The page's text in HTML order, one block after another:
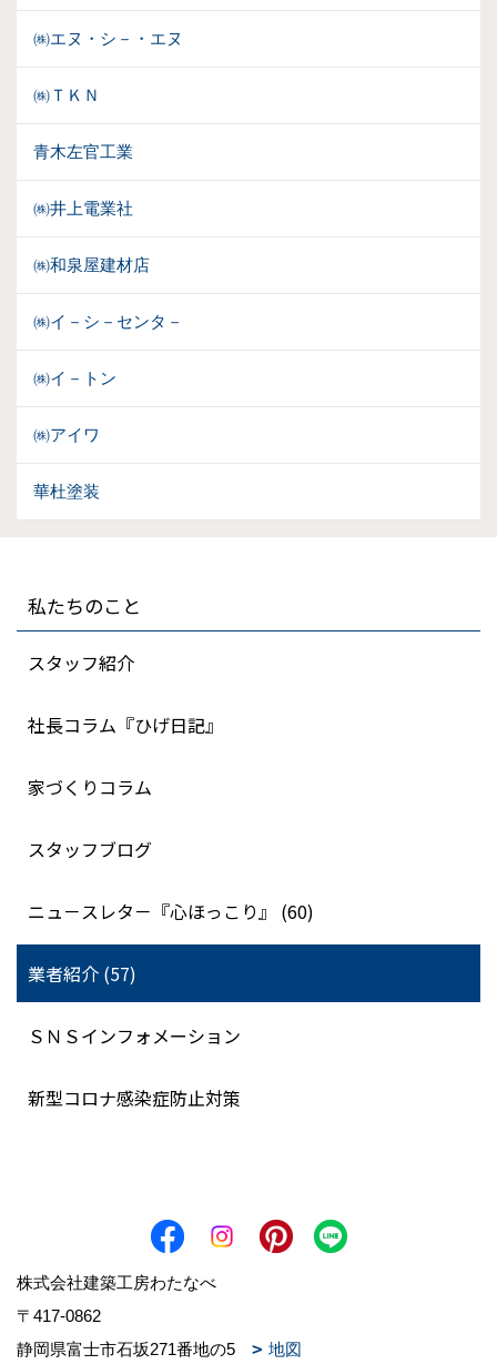
㈱エヌ・シ－・エヌ
㈱ＴＫＮ
青木左官工業
㈱井上電業社
㈱和泉屋建材店
㈱イ－シ－センタ－
㈱イ－トン
㈱アイワ
華杜塗装
私たちのこと
スタッフ紹介
社長コラム『ひげ日記』
家づくりコラム
スタッフブログ
ニュ－スレタ－『心ほっこり』 (60)
業者紹介 (57)
ＳＮＳインフォメーション
新型コロナ感染症防止対策
株式会社建築工房わたなべ
〒417-0862
静岡県富士市石坂271番地の5
地図